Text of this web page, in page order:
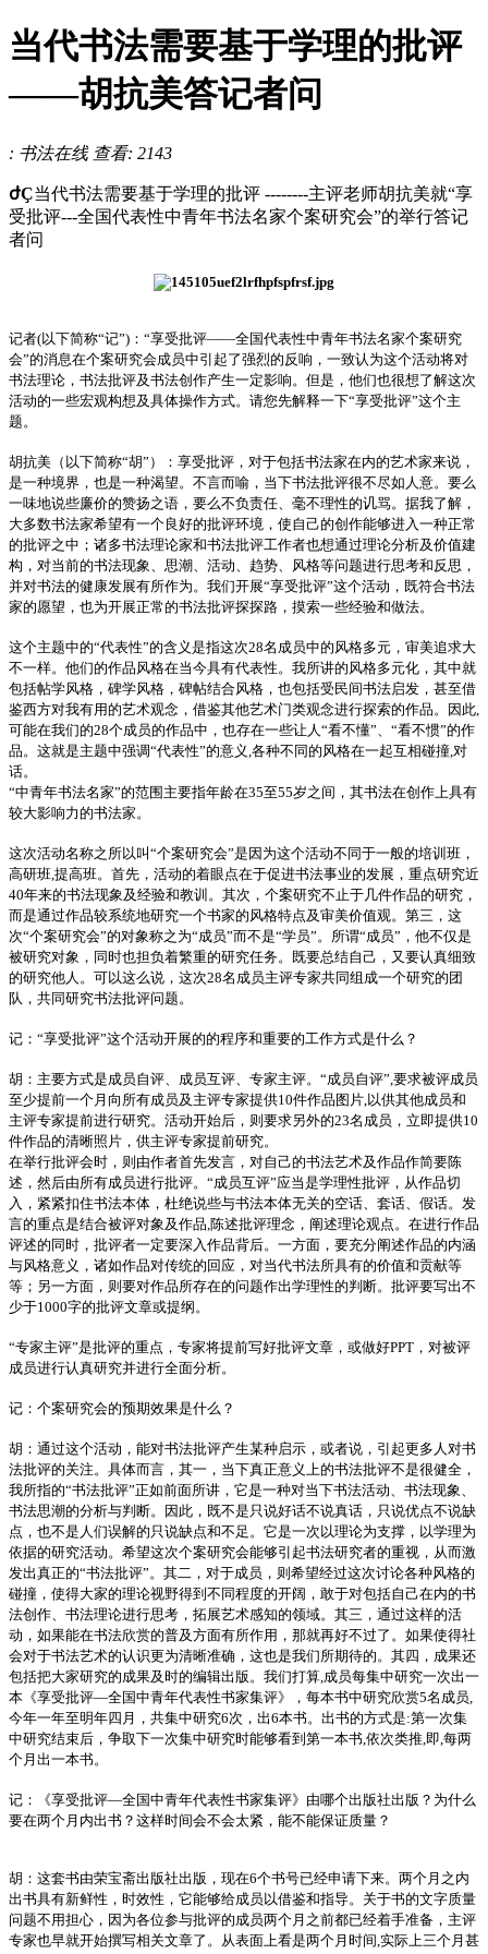
当代书法需要基于学理的批评
——胡抗美答记者问
: 书法在线 查看: 2143
ժҪ当代书法需要基于学理的批评 --------主评老师胡抗美就“享
受批评---全国代表性中青年书法名家个案研究会”的举行答记
者问
记者(以下简称“记”)：“享受批评——全国代表性中青年书法名家个案研究
会”的消息在个案研究会成员中引起了强烈的反响，一致认为这个活动将对
书法理论，书法批评及书法创作产生一定影响。但是，他们也很想了解这次
活动的一些宏观构想及具体操作方式。请您先解释一下“享受批评”这个主
题。
胡抗美（以下简称“胡”）：享受批评，对于包括书法家在内的艺术家来说，
是一种境界，也是一种渴望。不言而喻，当下书法批评很不尽如人意。要么
一味地说些廉价的赞扬之语，要么不负责任、毫不理性的讥骂。据我了解，
大多数书法家希望有一个良好的批评环境，使自己的创作能够进入一种正常
的批评之中；诸多书法理论家和书法批评工作者也想通过理论分析及价值建
构，对当前的书法现象、思潮、活动、趋势、风格等问题进行思考和反思，
并对书法的健康发展有所作为。我们开展“享受批评”这个活动，既符合书法
家的愿望，也为开展正常的书法批评探探路，摸索一些经验和做法。
这个主题中的“代表性”的含义是指这次28名成员中的风格多元，审美追求大
不一样。他们的作品风格在当今具有代表性。我所讲的风格多元化，其中就
包括帖学风格，碑学风格，碑帖结合风格，也包括受民间书法启发，甚至借
鉴西方对我有用的艺术观念，借鉴其他艺术门类观念进行探索的作品。因此,
可能在我们的28个成员的作品中，也存在一些让人“看不懂”、“看不惯”的作
品。这就是主题中强调“代表性”的意义,各种不同的风格在一起互相碰撞,对
话。
“中青年书法名家”的范围主要指年龄在35至55岁之间，其书法在创作上具有
较大影响力的书法家。
这次活动名称之所以叫“个案研究会”是因为这个活动不同于一般的培训班，
高研班,提高班。首先，活动的着眼点在于促进书法事业的发展，重点研究近
40年来的书法现象及经验和教训。其次，个案研究不止于几件作品的研究，
而是通过作品较系统地研究一个书家的风格特点及审美价值观。第三，这
次“个案研究会”的对象称之为“成员”而不是“学员”。所谓“成员”，他不仅是
被研究对象，同时也担负着繁重的研究任务。既要总结自己，又要认真细致
的研究他人。可以这么说，这次28名成员主评专家共同组成一个研究的团
队，共同研究书法批评问题。
记：“享受批评”这个活动开展的的程序和重要的工作方式是什么？
胡：主要方式是成员自评、成员互评、专家主评。“成员自评”,要求被评成员
至少提前一个月向所有成员及主评专家提供10件作品图片,以供其他成员和
主评专家提前进行研究。活动开始后，则要求另外的23名成员，立即提供10
件作品的清晰照片，供主评专家提前研究。
在举行批评会时，则由作者首先发言，对自己的书法艺术及作品作简要陈
述，然后由所有成员进行批评。“成员互评”应当是学理性批评，从作品切
入，紧紧扣住书法本体，杜绝说些与书法本体无关的空话、套话、假话。发
言的重点是结合被评对象及作品,陈述批评理念，阐述理论观点。在进行作品
评述的同时，批评者一定要深入作品背后。一方面，要充分阐述作品的内涵
与风格意义，诸如作品对传统的回应，对当代书法所具有的价值和贡献等
等；另一方面，则要对作品所存在的问题作出学理性的判断。批评要写出不
少于1000字的批评文章或提纲。
“专家主评”是批评的重点，专家将提前写好批评文章，或做好PPT，对被评
成员进行认真研究并进行全面分析。
记：个案研究会的预期效果是什么？
胡：通过这个活动，能对书法批评产生某种启示，或者说，引起更多人对书
法批评的关注。具体而言，其一，当下真正意义上的书法批评不是很健全，
我所指的“书法批评”正如前面所讲，它是一种对当下书法活动、书法现象、
书法思潮的分析与判断。因此，既不是只说好话不说真话，只说优点不说缺
点，也不是人们误解的只说缺点和不足。它是一次以理论为支撑，以学理为
依据的研究活动。希望这次个案研究会能够引起书法研究者的重视，从而激
发出真正的“书法批评”。其二，对于成员，则希望经过这次讨论各种风格的
碰撞，使得大家的理论视野得到不同程度的开阔，敢于对包括自己在内的书
法创作、书法理论进行思考，拓展艺术感知的领域。其三，通过这样的活
动，如果能在书法欣赏的普及方面有所作用，那就再好不过了。如果使得社
会对于书法艺术的认识更为清晰准确，这也是我们所期待的。其四，成果还
包括把大家研究的成果及时的编辑出版。我们打算,成员每集中研究一次出一
本《享受批评—全国中青年代表性书家集评》，每本书中研究欣赏5名成员,
今年一年至明年四月，共集中研究6次，出6本书。出书的方式是:第一次集
中研究结束后，争取下一次集中研究时能够看到第一本书,依次类推,即,每两
个月出一本书。
记：《享受批评—全国中青年代表性书家集评》由哪个出版社出版？为什么
要在两个月内出书？这样时间会不会太紧，能不能保证质量？
胡：这套书由荣宝斋出版社出版，现在6个书号已经申请下来。两个月之内
出书具有新鲜性，时效性，它能够给成员以借鉴和指导。关于书的文字质量
问题不用担心，因为各位参与批评的成员两个月之前都已经着手准备，主评
专家也早就开始撰写相关文章了。从表面上看是两个月时间,实际上三个月甚